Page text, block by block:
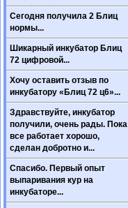
Сегодня получила 2 Блиц
нормы...
Шикарный инкубатор Блиц
72 цифровой...
Хочу оставить отзыв по
инкубатору «Блиц 72 ц6»...
Здравствуйте, инкубатор
получили, очень рады. Пока
все работает хорошо,
сделан добротно и...
Спасибо. Первый опыт
выпаривания кур на
инкубаторе...